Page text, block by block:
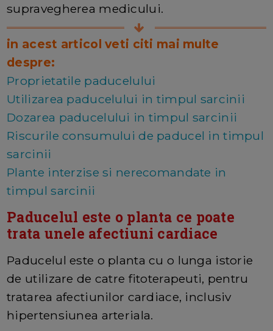
supravegherea medicului.
in acest articol veti citi mai multe
despre:
Proprietatile paducelului
Utilizarea paducelului in timpul sarcinii
Dozarea paducelului in timpul sarcinii
Riscurile consumului de paducel in timpul
sarcinii
Plante interzise si nerecomandate in
timpul sarcinii
Paducelul este o planta ce poate
trata unele afectiuni cardiace
Paducelul este o planta cu o lunga istorie
de utilizare de catre fitoterapeuti, pentru
tratarea afectiunilor cardiace, inclusiv
hipertensiunea arteriala.